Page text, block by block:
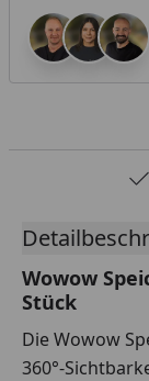
Wowow
Stück
Die Wowow
360°-